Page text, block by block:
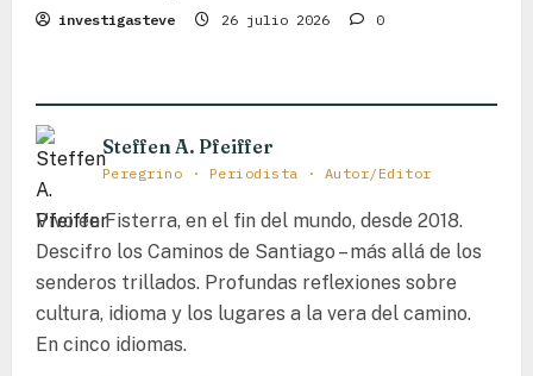
d
s
investigasteve 26 julio 2026 0
Steffen A. Pfeiffer
Peregrino · Periodista · Autor/Editor
Vivo en Fisterra, en el fin del mundo, desde 2018.
Descifro los Caminos de Santiago – más allá de los
senderos trillados. Profundas reflexiones sobre
cultura, idioma y los lugares a la vera del camino.
En cinco idiomas.